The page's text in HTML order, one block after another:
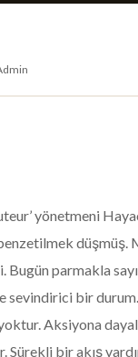
yönetmeni
Bugün parmakla
sevindirici bir durum…
Aksiyona
Sürekli bir akış